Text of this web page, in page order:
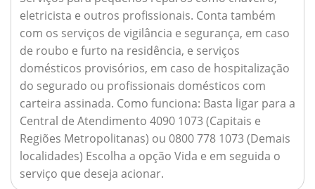
eletricista e outros profissionais. Conta também
com os serviços de vigilância e segurança, em caso
de roubo e furto na residência, e serviços
domésticos provisórios, em caso de hospitalização
do segurado ou profissionais domésticos com
carteira assinada. Como funciona: Basta ligar para a
Central de Atendimento 4090 1073 (Capitais e
Regiões Metropolitanas) ou 0800 778 1073 (Demais
localidades) Escolha a opção Vida e em seguida o
serviço que deseja acionar.